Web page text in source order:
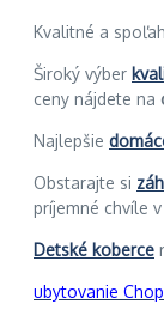
Kvalitné a
Široký výber
ceny nájdete na
Najlepšie
Obstarajte si
príjemné chvíle
Detské koberce
ubytovanie